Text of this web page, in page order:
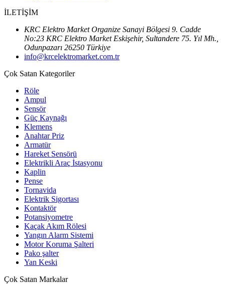
İLETİŞİM
KRC Elektro Market Organize Sanayi Bölgesi 9. Cadde
No:23 KRC Elektro Market Eskişehir, Sultandere 75. Yıl Mh.,
Odunpazarı 26250 Türkiye
info@krcelektromarket.com.tr
Çok Satan Kategoriler
Röle
Ampul
Sensör
Güç Kaynağı
Klemens
Anahtar Priz
Armatür
Hareket Sensörü
Elektrikli Araç İstasyonu
Kaplin
Pense
Tornavida
Elektrik Sigortası
Kontaktör
Potansiyometre
Kaçak Akım Rölesi
Yangın Alarm Sistemi
Motor Koruma Şalteri
Pako şalter
Yan Keski
Çok Satan Markalar